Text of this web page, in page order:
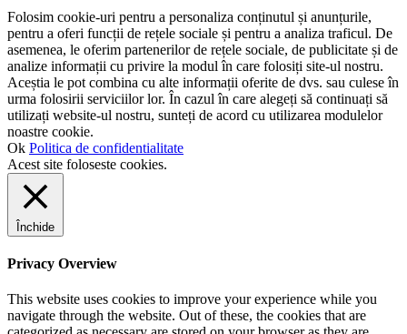
Folosim cookie-uri pentru a personaliza conținutul și anunțurile,
pentru a oferi funcții de rețele sociale și pentru a analiza traficul. De
asemenea, le oferim partenerilor de rețele sociale, de publicitate și de
analize informații cu privire la modul în care folosiți site-ul nostru.
Aceștia le pot combina cu alte informații oferite de dvs. sau culese în
urma folosirii serviciilor lor. În cazul în care alegeți să continuați să
utilizați website-ul nostru, sunteți de acord cu utilizarea modulelor
noastre cookie.
Ok Politica de confidentialitate
Acest site foloseste cookies.
Închide
Privacy Overview
This website uses cookies to improve your experience while you
navigate through the website. Out of these, the cookies that are